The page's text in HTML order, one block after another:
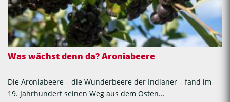
Was wächst denn da? Aroniabeere
Die Aroniabeere – die Wunderbeere der Indianer – fand im
19. Jahrhundert seinen Weg aus dem Osten...